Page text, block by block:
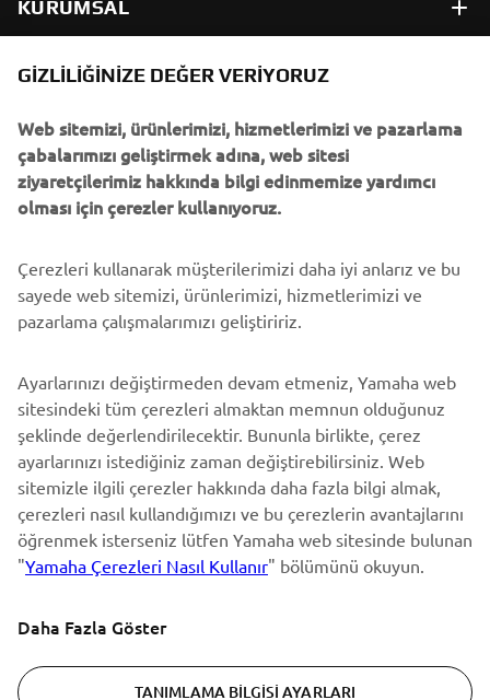
KURUMSAL
B2B
DAHA FAZLA YAMAHA
DESTEK
BÜLTEN
En son fırsatları, özel etkinlikleri, yeni çıkan ürünleri ve daha
ABONE OL
Gizlilik Politikamızı okuyarak kişisel verilerinizi nasıl işlediğimizi
öğrenebilirsiniz:
Gizlilik Politikası
GIZLILIĞINIZE DEĞER VERIYORUZ
Web sitemizi, ürünlerimizi, hizmetlerimizi ve pazarlama
çabalarımızı geliştirmek adına, web sitesi
ziyaretçilerimiz hakkında bilgi edinmemize yardımcı
olması için çerezler kullanıyoruz.
Çerezleri kullanarak müşterilerimizi daha iyi anlarız ve bu
sayede web sitemizi, ürünlerimizi, hizmetlerimizi ve
pazarlama çalışmalarımızı geliştiririz.
Ayarlarınızı değiştirmeden devam etmeniz, Yamaha web
sitesindeki tüm çerezleri almaktan memnun olduğunuz
şeklinde değerlendirilecektir. Bununla birlikte, çerez
ayarlarınızı istediğiniz zaman değiştirebilirsiniz. Web
sitemizle ilgili çerezler hakkında daha fazla bilgi almak,
çerezleri nasıl kullandığımızı ve bu çerezlerin avantajlarını
öğrenmek isterseniz lütfen Yamaha web sitesinde bulunan
"Yamaha Çerezleri Nasıl Kullanır" bölümünü okuyun.
Daha Fazla Göster
TANIMLAMA BILGISI AYARLARI